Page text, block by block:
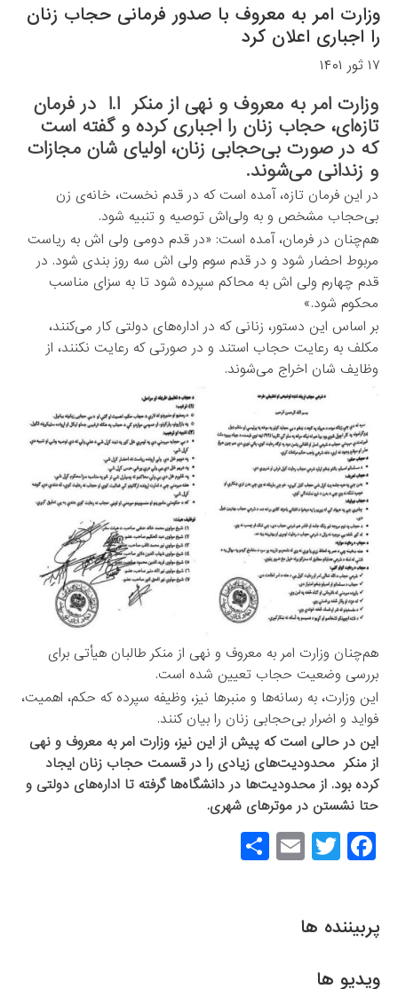
پربیننده ها
ویدیو ها
وزارت امر به معروف با صدور فرمانی حجاب زنان
را اجباری اعلان کرد
۱۷ ثور ۱۴۰۱
وزارت امر به معروف و نهی از منکر ا.ا در فرمان‌
تازه‌ای، حجاب زنان را اجباری کرده و گفته است
که در صورت بی‌حجابی زنان، اولیای شان مجازات
و زندانی می‌شوند.
در این فرمان تازه، آمده است که در قدم نخست، خانه‌ی زن
بی‌حجاب مشخص و به ولی‌اش توصیه و تنبیه شود.
هم‌چنان در فرمان، آمده است: «در قدم دومی ولی ‌اش به ریاست
مربوط احضار شود و در قدم سوم ولی ‌اش سه روز بندی شود. در
قدم چهارم ولی ‌اش به محاکم سپرده شود تا به سزای مناسب
محکوم شود.»
بر اساس این دستور، زنانی که در اداره‌های دولتی کار می‌کنند،
مکلف به رعایت حجاب استند و در صورتی که رعایت نکنند، از
وظایف شان اخراج می‌شوند.
هم‌چنان وزارت امر به معروف و نهی از منکر طالبان هیأتی برای
بررسی وضعیت حجاب تعیین شده است.
این وزارت، به رسانه‌ها و منبرها نیز، وظیفه سپرده که حکم، اهمیت،
فواید و اضرار بی‌حجابی زنان را بیان کنند.
این در حالی است که پیش از این نیز، وزارت امر به معروف و نهی
از منکر محدودیت‌های زیادی را در قسمت حجاب زنان ایجاد
کرده بود. از محدودیت‌ها در دانشگاه‌ها گرفته تا اداره‌های دولتی و
حتا نشستن در موترهای شهری.
F
a
e
T
wi
er
E
m